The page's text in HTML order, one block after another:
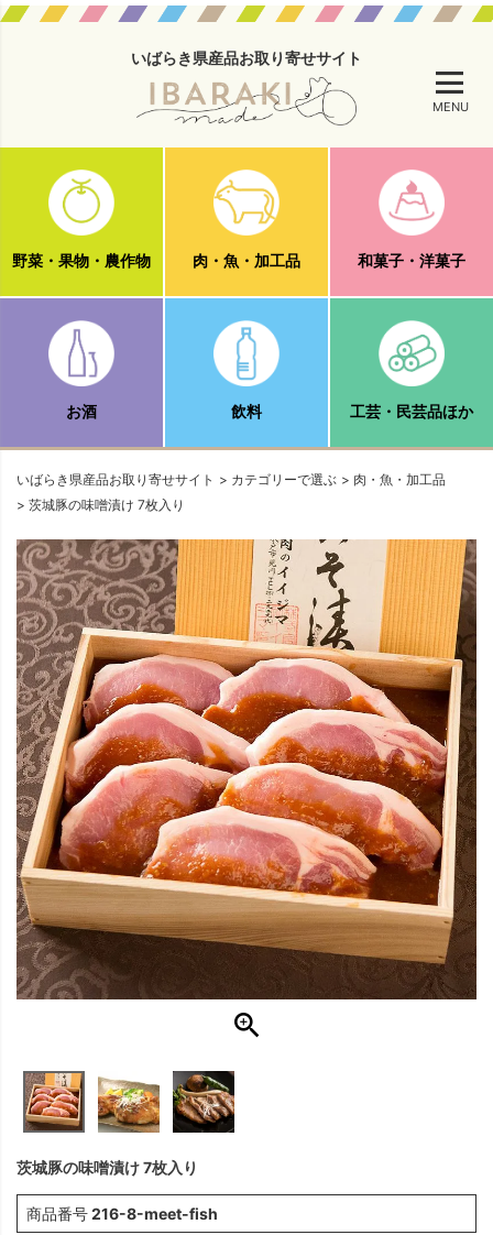
いばらき県産品お取り寄せサイト
MENU
野菜・果物・農作物 肉・魚・加工品 和菓子・洋菓子
お酒 飲料 工芸・民芸品ほか
いばらき県産品お取り寄せサイト カテゴリーで選ぶ
肉・魚・加工品
茨城豚の味噌漬け 7枚入り
茨城豚の味噌漬け 7枚入り
商品番号216-8-meet-fish